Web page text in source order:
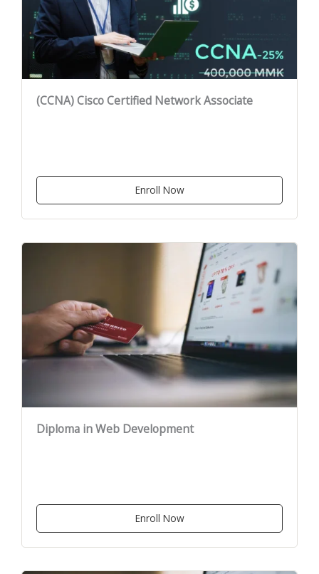
(CCNA) Cisco Certified Network Associate
Enroll Now
Diploma in Web Development
Enroll Now